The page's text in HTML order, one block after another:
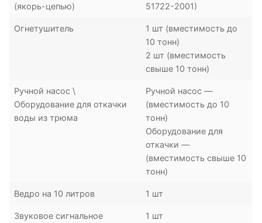
(якорь-цепью)
51722-2001)
Огнетушитель
1 шт (вместимость до
10 тонн)
2 шт (вместимость
свыше 10 тонн)
Ручной насос \
Оборудование для откачки
воды из трюма
Ручной насос —
(вместимость до 10
тонн)
Оборудование для
откачки —
(вместимость свыше 10
тонн)
Ведро на 10 литров 1 шт
Звуковое сигнальное
1 шт